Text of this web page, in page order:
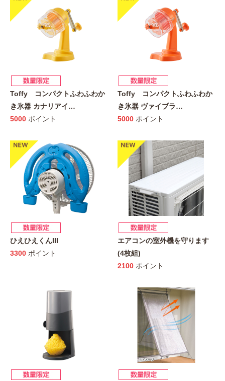
Toffy コンパクトふわふわか
き氷器 カナリアイ…
5000 ポイント
Toffy コンパクトふわふわか
き氷器 ヴァイブラ…
5000 ポイント
ひえひえくんIII
3300 ポイント
エアコンの室外機を守ります
(4枚組)
2100 ポイント